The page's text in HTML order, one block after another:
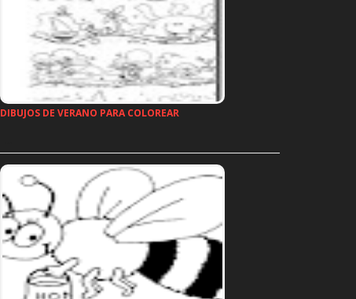
DIBUJOS DE VERANO PARA COLOREAR